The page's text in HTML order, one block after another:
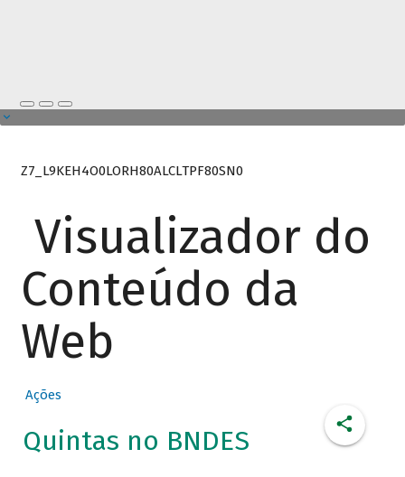
Z7_L9KEH4O0LORH80ALCLTPF80SN0
Visualizador do
Conteúdo da
Web
Ações
Quintas no BNDES